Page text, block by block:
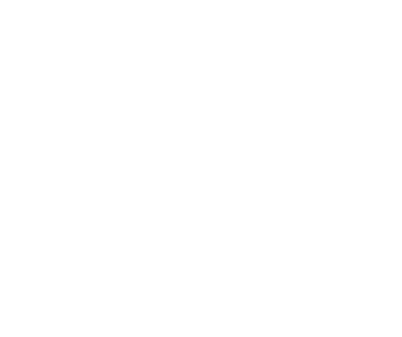
de la Municipalidad de San Martín,
serie de convenios y gestiones, que desde el
decidieron instalarse en el Departamento. Se
es el Municipio el que recibe la demanda de
a priorizar a la población
perfiles y los profesionales lo más probable los
confirmado que realizarán alrededor de 300
la convocatoria. Nosotros estamos haciendo